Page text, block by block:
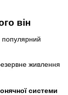
він
живлення
системи